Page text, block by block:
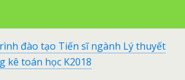
đào tạo Tiến sĩ ngành Lý thuyết
kê toán học K2018